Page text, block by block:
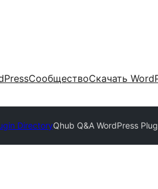
СообществоСкачать
DirectoryQhub Q&A WordPress